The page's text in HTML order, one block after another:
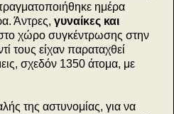
ημέρα
Άντρες, γυναίκες και
χώρο συγκέντρωσης στην
τους είχαν παραταχθεί
σχεδόν 1350 άτομα, με
της αστυνομίας, για να